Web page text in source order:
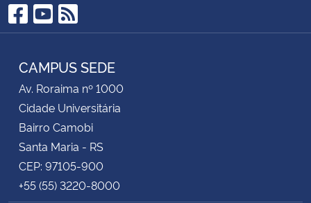
Facebook
YouTube
RSS
CAMPUS SEDE
Av. Roraima nº 1000
Cidade Universitária
Bairro Camobi
Santa Maria - RS
CEP: 97105-900
+55 (55) 3220-8000